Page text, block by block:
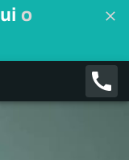
o